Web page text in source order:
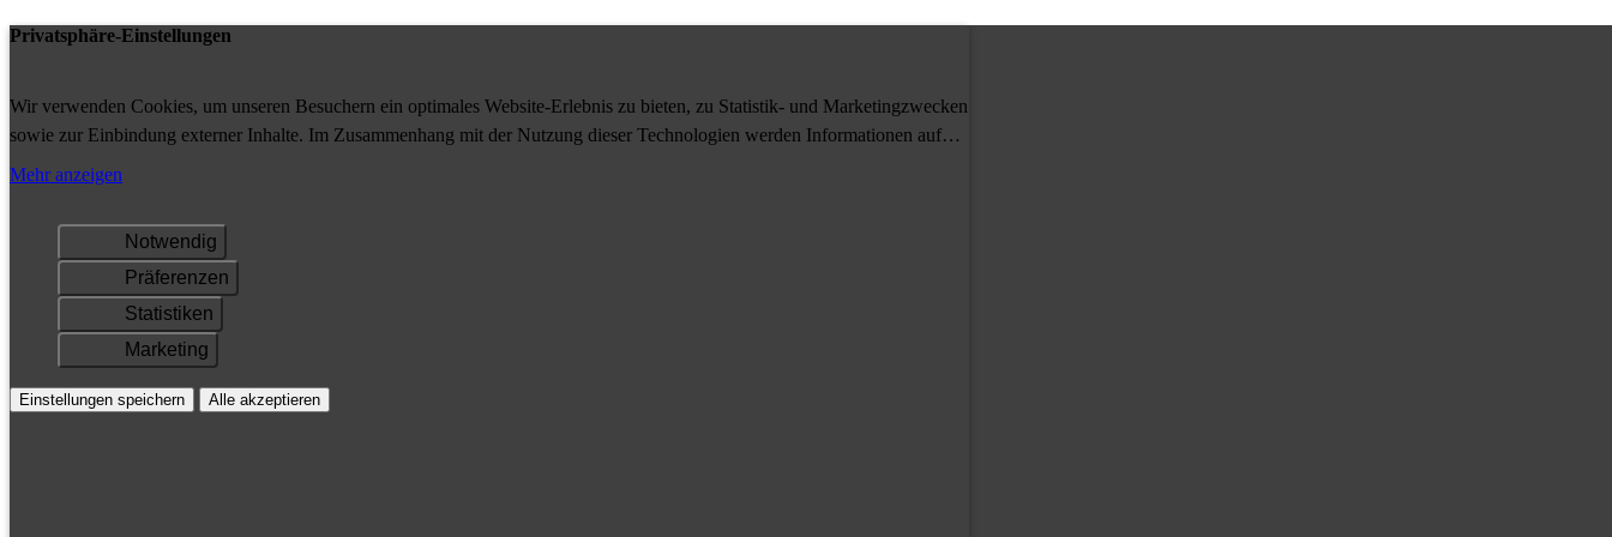
Privatsphäre-Einstellungen
Wir verwenden Cookies, um unseren Besuchern ein optimales Website-Erlebnis zu bieten, zu Statistik- und Marketingzwecken
sowie zur Einbindung externer Inhalte. Im Zusammenhang mit der Nutzung dieser Technologien werden Informationen auf
Ihrem Gerät gespeichert und/oder abgerufen.
Mehr anzeigen
Notwendig
Präferenzen
Statistiken
Marketing
Einstellungen speichern Alle akzeptieren